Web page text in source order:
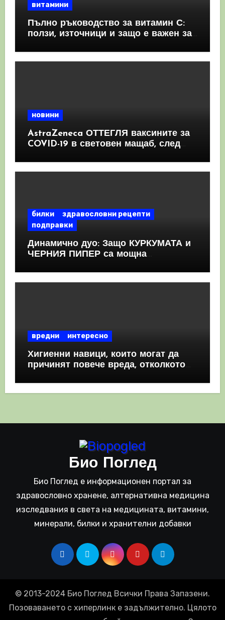
витамини
Пълно ръководство за витамин С:
ползи, източници и защо е важен за
новини
AstraZeneca ОТТЕГЛЯ ваксините за
COVID-19 в световен мащаб, след
билки
здравословни рецепти
подправки
Динамично дуо: Защо КУРКУМАТА и
ЧЕРНИЯ ПИПЕР са мощна
вредни интересно
Хигиенни навици, които могат да
причинят повече вреда, отколкото
Био Поглед
Био Поглед е информационен портал за
здравословно хранене, алтернативна медицина
изследвания в света на медицината, витамини,
минерали, билки и хранителни добавки
© 2013-2024 Био Поглед Всички Права Запазени.
Позоваването с хиперлинк е задължително. Цялото